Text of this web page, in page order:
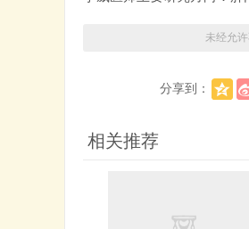
未经允
分享到：
相关推荐